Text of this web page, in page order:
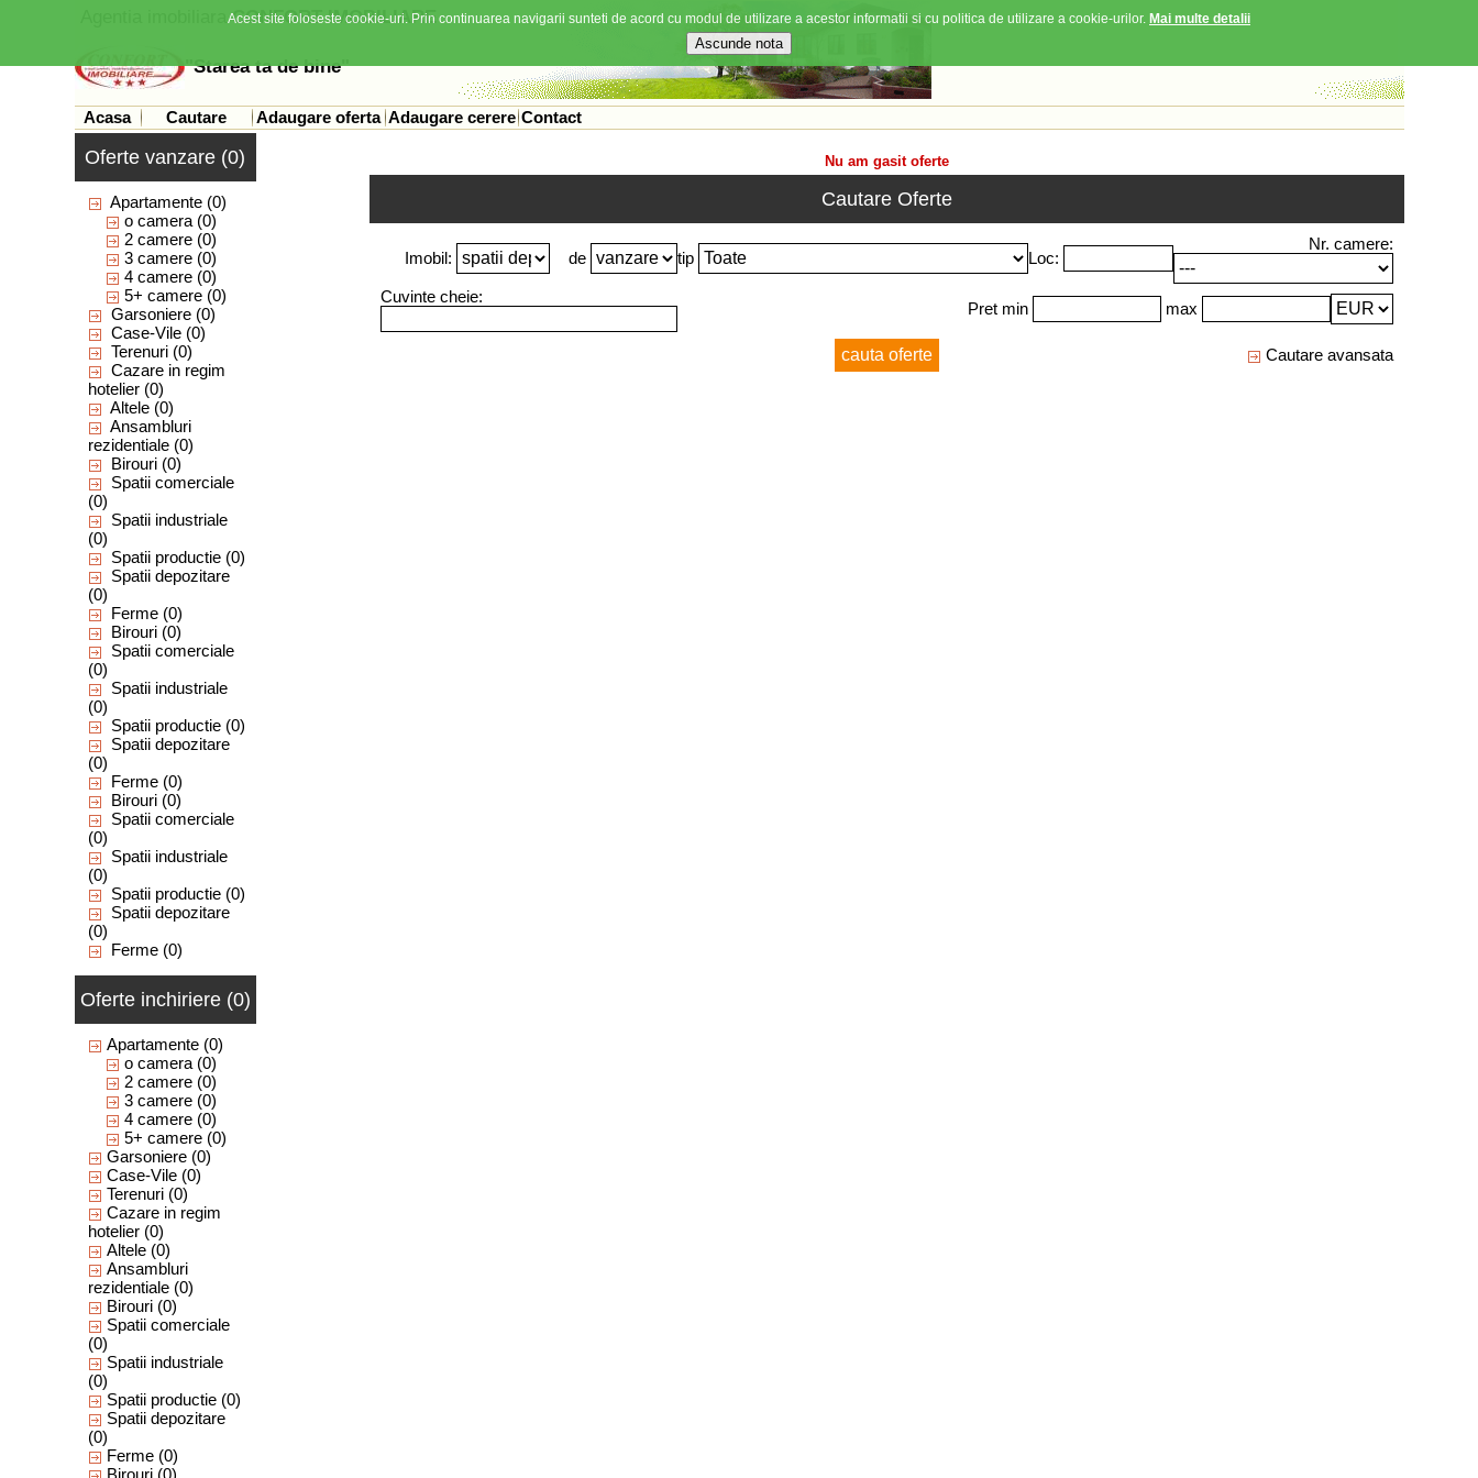
Agentia imobiliaraCONFORT IMOBILIARE
"Starea ta de bine"
Acasa Cautare Adaugare oferta Adaugare cerere Contact
Oferte vanzare (0)
Apartamente(0)
o camera(0)
2 camere(0)
3 camere(0)
4 camere(0)
5+ camere(0)
Garsoniere(0)
Case-Vile(0)
Terenuri(0)
Cazare in regim
hotelier(0)
Altele(0)
Ansambluri
rezidentiale(0)
Birouri(0)
Spatii comerciale
(0)
Spatii industriale
(0)
Spatii productie(0)
Spatii depozitare
(0)
Ferme(0)
Birouri(0)
Spatii comerciale
(0)
Spatii industriale
(0)
Spatii productie(0)
Spatii depozitare
(0)
Ferme(0)
Birouri(0)
Spatii comerciale
(0)
Spatii industriale
(0)
Spatii productie(0)
Spatii depozitare
(0)
Ferme(0)
Oferte inchiriere (0)
Apartamente(0)
o camera(0)
2 camere(0)
3 camere(0)
4 camere(0)
5+ camere(0)
Garsoniere(0)
Case-Vile(0)
Terenuri(0)
Cazare in regim
hotelier(0)
Altele(0)
Ansambluri
rezidentiale(0)
Birouri(0)
Spatii comerciale
(0)
Spatii industriale
(0)
Spatii productie(0)
Spatii depozitare
(0)
Ferme(0)
Birouri(0)
Nu am gasit oferte
Cautare Oferte
Imobil: de tip Loc:
Nr. camere:
Cuvinte cheie:
Pret min max
Cautare avansata
Acest site foloseste cookie-uri. Prin continuarea navigarii sunteti de acord cu modul de utilizare a acestor informatii si cu politica de utilizare a cookie-urilor. Mai multe detalii